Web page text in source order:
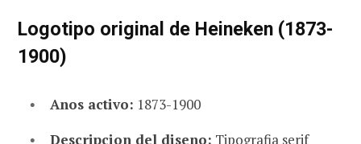
Logotipo original de Heineken (1873-
1900)
Anos activo: 1873-1900
Descripcion del diseno: Tipografia serif